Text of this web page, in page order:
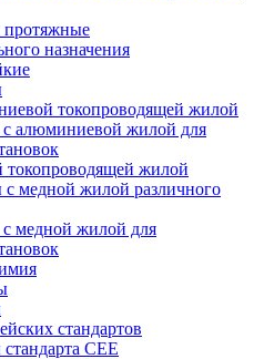
назначения
токопроводящей жилой
алюминиевой жилой для
токопроводящей жилой
медной жилой различного
медной жилой для
стандартов
CEE